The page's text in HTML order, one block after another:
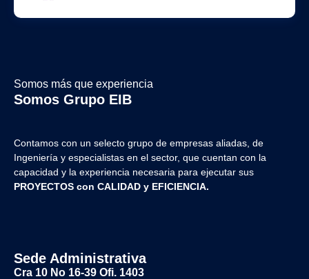
Somos más que experiencia
Somos Grupo EIB
Contamos con un selecto grupo de empresas aliadas, de
Ingeniería y especialistas en el sector, que cuentan con la
capacidad y la experiencia necesaria para ejecutar sus
PROYECTOS con CALIDAD y EFICIENCIA.
Sede Administrativa
Cra 10 No 16-39 Ofi. 1403